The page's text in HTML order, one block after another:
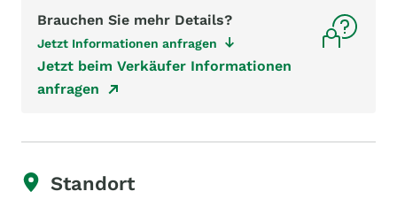
Brauchen Sie mehr Details?
Jetzt Informationen anfragen
Jetzt beim Verkäufer Informationen
anfragen
Standort